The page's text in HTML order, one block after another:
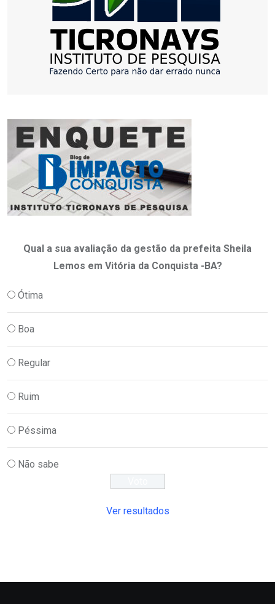
Qual a sua avaliação da gestão da prefeita Sheila
Lemos em Vitória da Conquista -BA?
Ótima
Boa
Regular
Ruim
Péssima
Não sabe
Ver resultados